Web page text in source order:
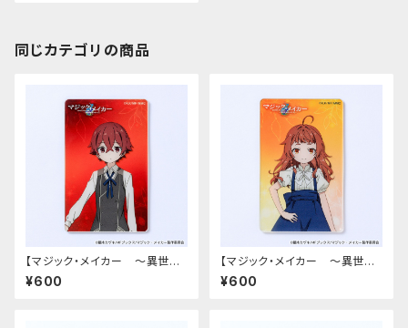
同じカテゴリの商品
【マジック・メイカー ～異世界
魔法の作り方～】アクリルカード
（シオン）
¥600
【マジック・メイカー ～異世界
魔法の作り方～】アクリルカード
（マリー）
¥600